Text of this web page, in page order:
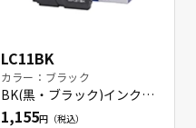
LC11BK
カラー：ブラック
BK(黒・ブラック)インクカ
ートリッジ
1,155